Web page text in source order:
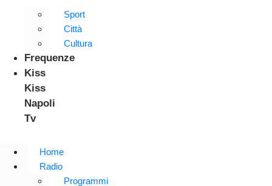
Sport
Città
Cultura
Frequenze
Kiss
Kiss
Napoli
Tv
Home
Radio
Programmi